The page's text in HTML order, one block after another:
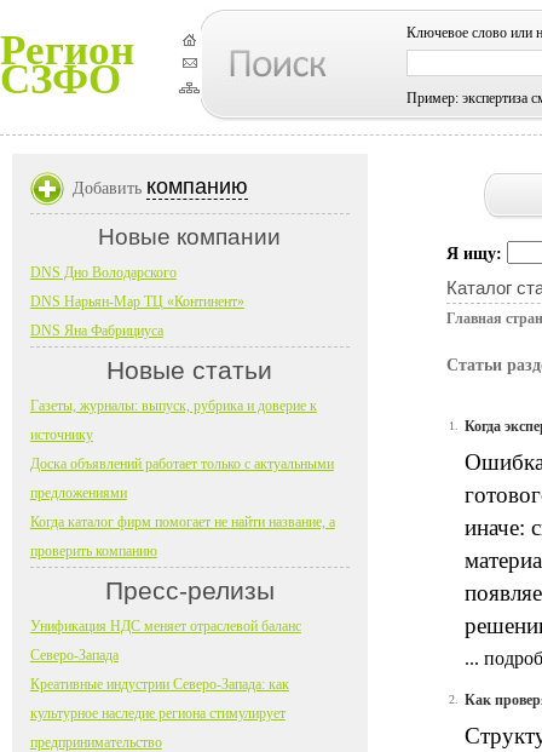
Регион
СЗФО
Ключевое слово или
Пример: экспертиза
Я ищу:
Каталог
Главная
Статьи
1. Когда
Ошибка
иначе:
...
2. Как
Добавить компанию
Новые компании
DNS Дно Володарского
DNS Нарьян-Мар ТЦ «Континент»
DNS Яна Фабрициуса
Новые статьи
Газеты, журналы: выпуск, рубрика и доверие к
источнику
Доска объявлений работает только с актуальными
предложениями
Когда каталог фирм помогает не найти название, а
проверить компанию
Пресс-релизы
Унификация НДС меняет отраслевой баланс
Северо-Запада
Креативные индустрии Северо-Запада: как
культурное наследие региона стимулирует
предпринимательство